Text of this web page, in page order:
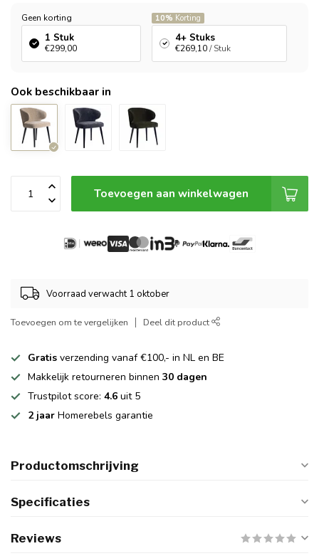
Geen korting
1 Stuk
€299,00
10% Korting
4+ Stuks
€269,10/ Stuk
Ook beschikbaar in
Toevoegen aan winkelwagen
Voorraad verwacht 1 oktober
Toevoegen om te vergelijken Deel dit product
Gratis verzending vanaf €100,- in NL en BE
Makkelijk retourneren binnen 30 dagen
Trustpilot score: 4.6 uit 5
2 jaar Homerebels garantie
Productomschrijving
Specificaties
Reviews